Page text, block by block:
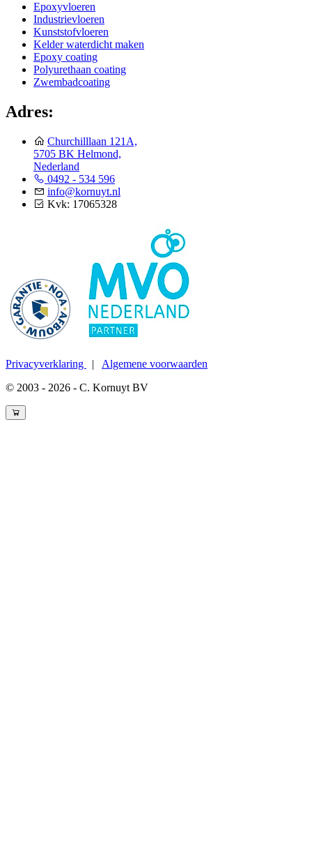
Epoxyvloeren
Industrievloeren
Kunststofvloeren
Kelder waterdicht maken
Epoxy coating
Polyurethaan coating
Zwembadcoating
Adres:
Churchilllaan 121A,
5705 BK Helmond,
Nederland
0492 - 534 596
info@kornuyt.nl
Kvk: 17065328
Privacyverklaring | Algemene voorwaarden
© 2003 - 2026 - C. Kornuyt BV